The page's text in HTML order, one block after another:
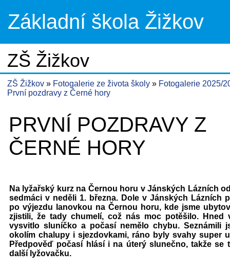
Základní škola Žižkov
ZŠ Žižkov
ZŠ Žižkov Fotogalerie ze života školy
Fotogalerie 2025/
První pozdravy z Černé hory
PRVNÍ POZDRAVY Z
ČERNÉ HORY
Na lyžařský kurz na Černou horu v Jánských Lázních
sedmáci v neděli 1. března. Dole v Jánských Lázních
po výjezdu lanovkou na Černou horu, kde jsme
zjistili, že tady chumelí, což nás moc potěšilo. Hned
vysvitlo sluníčko a počasí nemělo chybu. Seznámili
okolím chalupy i sjezdovkami, ráno byly svahy super
Předpověď počasí hlásí i na úterý slunečno, takže se
další lyžovačku.